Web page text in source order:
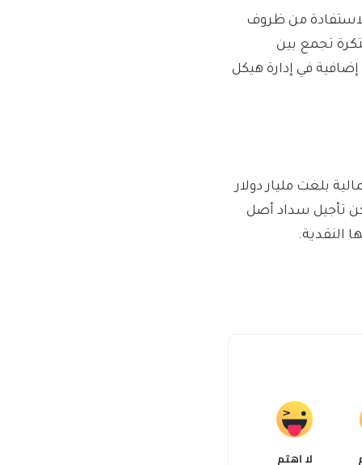
من ظروف
تجمع بين
في إدارة هيكل
بلغت مليار دولار
تأجيل سداد أصل
النقدية.
لا اهتم